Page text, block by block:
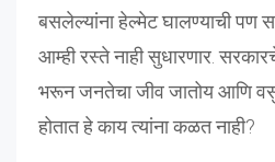
बसलेल्यांना हेल्मेट घालण्याची पण
आम्ही रस्ते नाही सुधारणार.
भरून जनतेचा जीव जातोय आणि
होतात हे काय त्यांना कळत नाही?